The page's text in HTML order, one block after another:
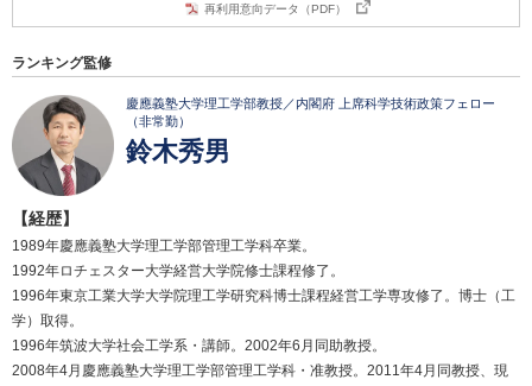
再利用意向データ（PDF）
ランキング監修
慶應義塾大学理工学部教授／内閣府 上席科学技術政策フェロー
（非常勤）
鈴木秀男
【経歴】
1989年慶應義塾大学理工学部管理工学科卒業。
1992年ロチェスター大学経営大学院修士課程修了。
1996年東京工業大学大学院理工学研究科博士課程経営工学専攻修了。博士（工
学）取得。
1996年筑波大学社会工学系・講師。2002年6月同助教授。
2008年4月慶應義塾大学理工学部管理工学科・准教授。2011年4月同教授、現